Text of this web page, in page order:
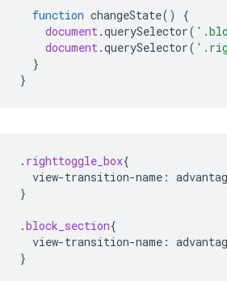
function changeState()
{
document .querySelector(
document .querySelector(
}
}
. righttoggle_box{
view-transition-name :
}
.block_section{
view-transition-name :
}